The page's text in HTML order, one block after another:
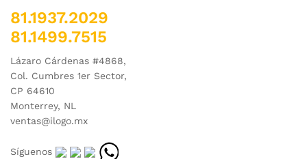
81.1937.2029
81.1499.7515
Lázaro Cárdenas #4868,
Col. Cumbres 1er Sector,
CP 64610
Monterrey, NL
ventas@ilogo.mx
Síguenos